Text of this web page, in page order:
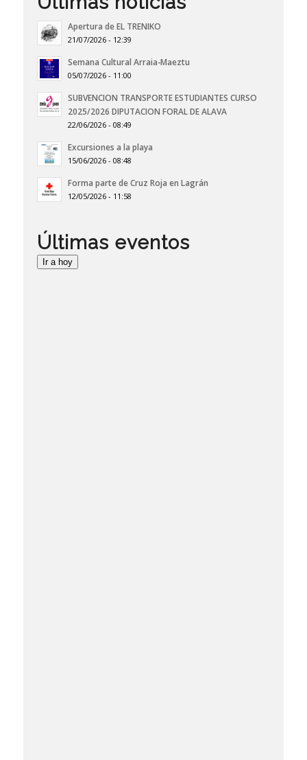
Apertura de EL TRENIKO
21/07/2026 - 12:39
Semana Cultural Arraia-Maeztu
05/07/2026 - 11:00
SUBVENCION TRANSPORTE ESTUDIANTES CURSO
2025/2026 DIPUTACION FORAL DE ALAVA
22/06/2026 - 08:49
Excursiones a la playa
15/06/2026 - 08:48
Forma parte de Cruz Roja en Lagrán
12/05/2026 - 11:58
Últimas eventos
Ir a hoy